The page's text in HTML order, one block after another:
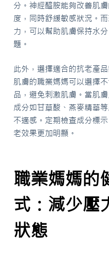
分。神經醯胺能夠改善肌
度，同時舒緩敏感狀況。
力，可以幫助肌膚保持水
題。
此外，選擇適合的抗老產
肌膚的職業媽媽可以選擇
品，避免刺激肌膚。當肌
成分如甘草酸、燕麥精華
不適感。定期檢查成分標
老效果更加明顯。
職業媽媽的
式：減少壓
狀態